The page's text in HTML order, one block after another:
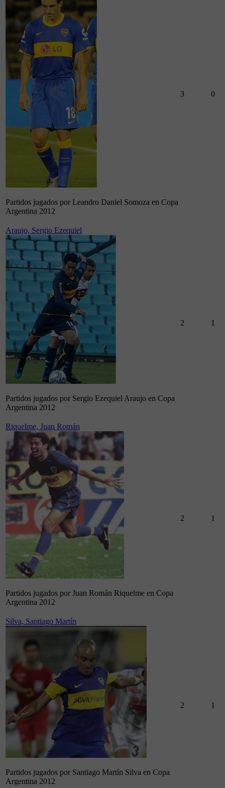
Partidos jugados por Leandro Daniel Somoza en Copa
Argentina 2012
3 0
Araujo, Sergio Ezequiel
Partidos jugados por Sergio Ezequiel Araujo en Copa
Argentina 2012
2 1
Riquelme, Juan Román
Partidos jugados por Juan Román Riquelme en Copa
Argentina 2012
2 1
Silva, Santiago Martín
Partidos jugados por Santiago Martín Silva en Copa
Argentina 2012
2 1